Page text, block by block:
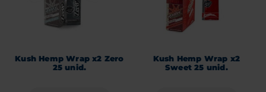
Kush Hemp Wrap x2 Zero
25 unid.
Kush Hemp Wrap x2
Sweet 25 unid.